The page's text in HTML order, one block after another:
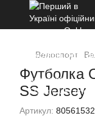
Велоспорт
Футболка
SS Jersey
Артикул: